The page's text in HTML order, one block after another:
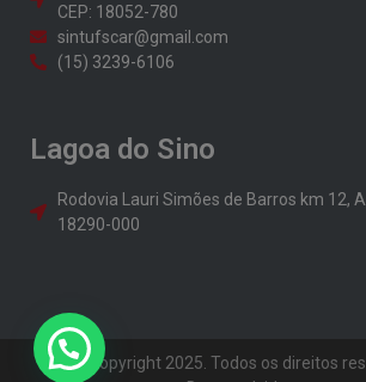
CEP: 18052-780
sintufscar@gmail.com
(15) 3239-6106
Lagoa do Sino
Rodovia Lauri Simões de Barros km 12,
18290-000
© Copyright 2025. Todos os direitos